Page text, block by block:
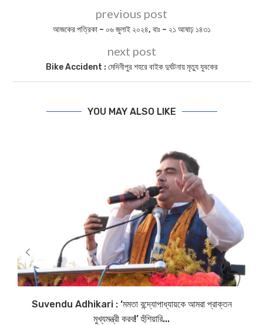
previous post
আজকের পত্রিকা – ০৬ জুলাই ২০২৪, বাঃ – ২১ আষাঢ় ১৪৩১
next post
Bike Accident : মেদিনীপুর শহরে বাইক দুর্ঘটনায় মৃত্যু যুবকের
YOU MAY ALSO LIKE
Suvendu Adhikari : ‘মমতা বন্দ্যোপাধ্যায়কে আমরা প্রাক্তন
মুখ্যমন্ত্রী করব!’ হুঁশিয়ারি...